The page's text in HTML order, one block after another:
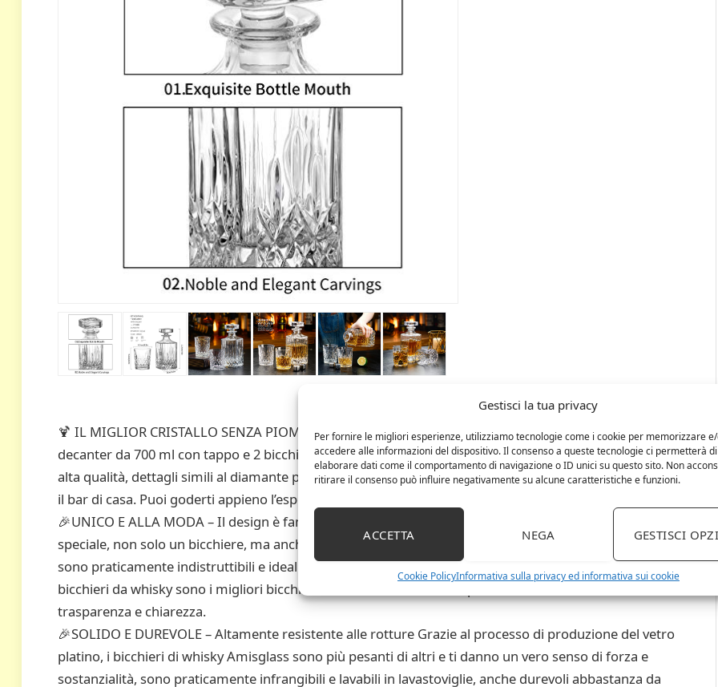
Gestisci la tua privacy
Per fornire le migliori esperienze, utilizziamo tecnologie come i cookie per memorizzare
accedere alle informazioni del dispositivo. Il consenso a queste tecnologie ci permetterà di
elaborare dati come il comportamento di navigazione o ID unici su questo sito. Non
ritirare il consenso può influire negativamente su alcune caratteristiche e funzioni.
ACCETTA NEGA GESTISCI
Cookie PolicyInformativa sulla privacy ed informativa sui cookie
🍹 IL MIGLIOR CRISTALLO SENZA PIOMBO DI QUALITÀ – Il set di decanter Amisglass include un
decanter da 700 ml con tappo e 2 bicchieri da whisky da 300 ml, realizzati in cristallo di alta gamma di
alta qualità, dettagli simili al diamante per una trama e una rifrazione brillante. il tuo tavolo da pranzo o
il bar di casa. Puoi goderti appieno l’esperienza di degustazione di whisky.
🎉UNICO E ALLA MODA – Il design è fantastico e moderno, elegante e stupendo, Il design lo rende più
speciale, non solo un bicchiere, ma anche un’opera d’arte. Questi vecchi bicchieri da whiskey alla moda
sono praticamente indistruttibili e idealmente realizzati per adattarsi alla tua mano. I nostri set di 2
bicchieri da whisky sono i migliori bicchieri da bar in cristallo senza piombo ultra chiari, con la massima
trasparenza e chiarezza.
🎉SOLIDO E DUREVOLE – Altamente resistente alle rotture Grazie al processo di produzione del vetro
platino, i bicchieri di whisky Amisglass sono più pesanti di altri e ti danno un vero senso di forza e
sostanzialità, sono praticamente infrangibili e lavabili in lavastoviglie, anche durevoli abbastanza da